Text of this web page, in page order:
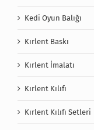
Kedi Oyun Balığı
Kırlent Baskı
Kırlent İmalatı
Kırlent Kılıfı
Kırlent Kılıfı Setleri